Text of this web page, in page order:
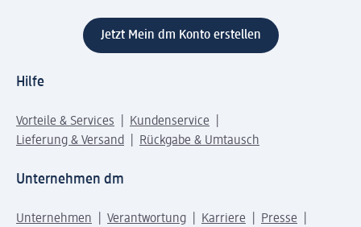
Jetzt Mein dm Konto erstellen
Hilfe
Vorteile & Services
Kundenservice
Lieferung & Versand
Rückgabe & Umtausch
Unternehmen dm
Unternehmen Verantwortung Karriere
Presse